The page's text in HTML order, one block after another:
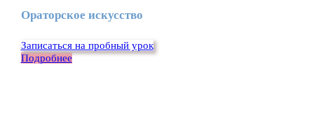
Ораторское искусство
Записаться на пробный урок
Подробнее